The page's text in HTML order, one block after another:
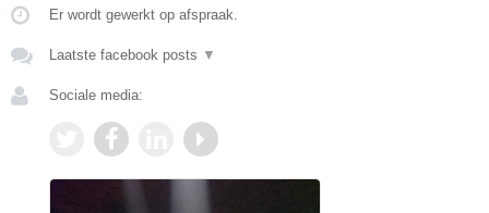
Er wordt gewerkt op afspraak.
Laatste facebook posts ▼
Sociale media: